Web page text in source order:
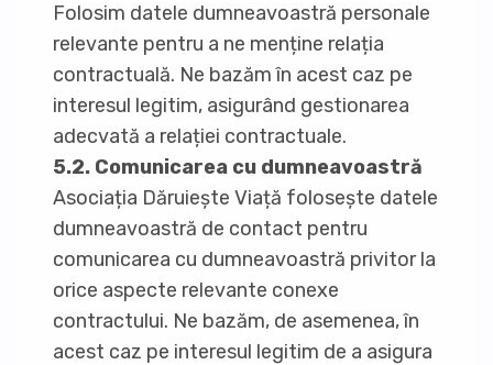
Folosim datele dumneavoastră personale
relevante pentru a ne menține relația
contractuală. Ne bazăm în acest caz pe
interesul legitim, asigurând gestionarea
adecvată a relației contractuale.
5.2. Comunicarea cu dumneavoastră
Asociația Dăruiește Viață folosește datele
dumneavoastră de contact pentru
comunicarea cu dumneavoastră privitor la
orice aspecte relevante conexe
contractului. Ne bazăm, de asemenea, în
acest caz pe interesul legitim de a asigura